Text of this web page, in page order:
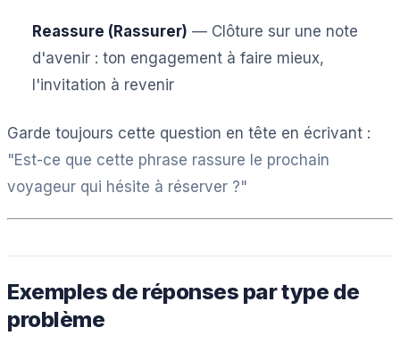
Reassure (Rassurer) — Clôture sur une note
d'avenir : ton engagement à faire mieux,
l'invitation à revenir
Garde toujours cette question en tête en écrivant :
"Est-ce que cette phrase rassure le prochain
voyageur qui hésite à réserver ?"
Exemples de réponses par type de
problème